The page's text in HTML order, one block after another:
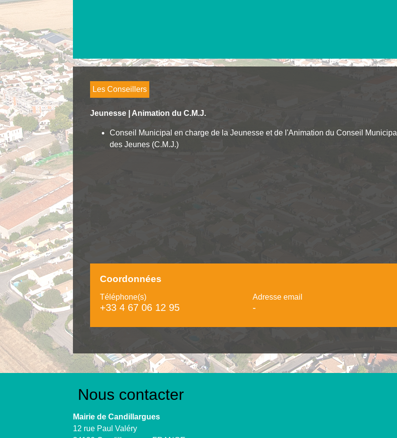
Les Conseillers
Jeunesse | Animation du C.M.J.
Conseil Municipal en charge de la Jeunesse et de l'Animation du Conseil Municipal
des Jeunes (C.M.J.)
Coordonnées
Téléphone(s)
+33 4 67 06 12 95
Adresse email
-
Nous contacter
Mairie de Candillargues
12 rue Paul Valéry